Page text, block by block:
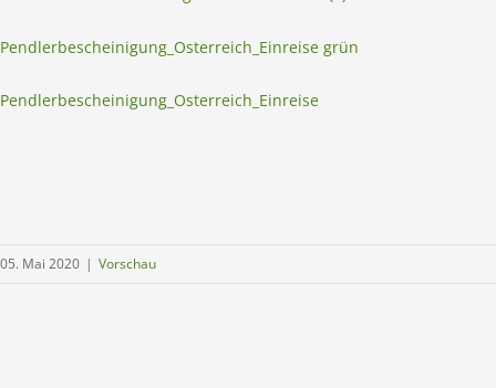
Pendlerbescheinigung_Osterreich_Einreise grün
Pendlerbescheinigung_Osterreich_Einreise
05. Mai 2020 | Vorschau